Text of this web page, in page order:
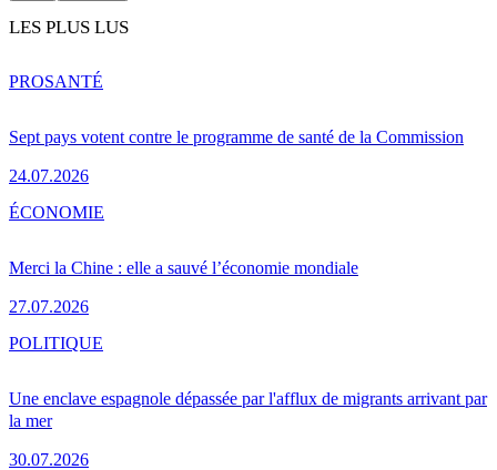
LES PLUS LUS
Sept pays votent contre le programme de santé de la Commission
24.07.2026
PROSANTÉ
Merci la Chine : elle a sauvé l’économie mondiale
27.07.2026
ÉCONOMIE
Une enclave espagnole dépassée par l'afflux de migrants arrivant par
la mer
30.07.2026
POLITIQUE